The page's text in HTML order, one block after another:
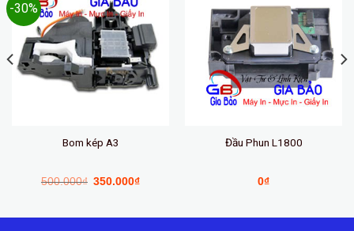
-30%
Bom kép A3
500.000₫ 350.000₫
Đầu Phun L1800
0₫